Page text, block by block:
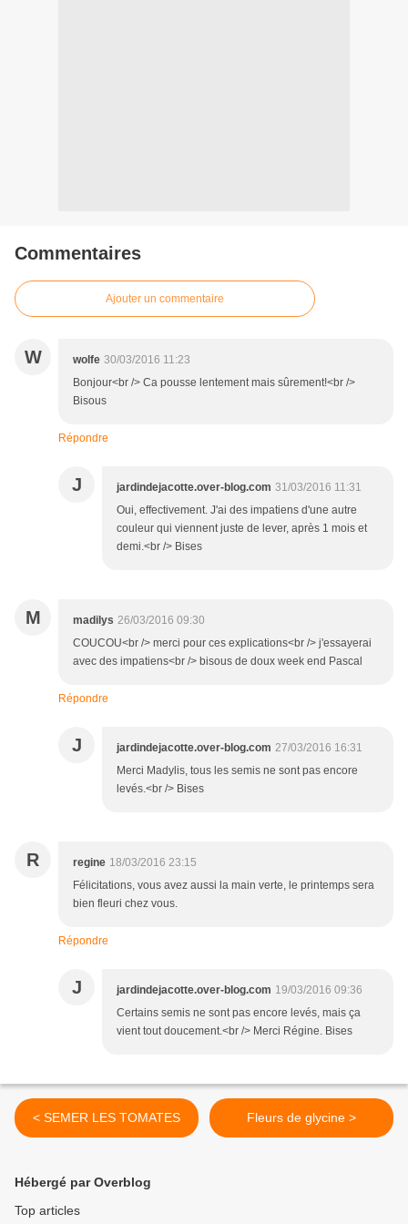
Commentaires
Ajouter un commentaire
W wolfe 30/03/2016 11:23
Bonjour<br /> Ca pousse lentement mais sûrement!<br />
Bisous
Répondre
J jardindejacotte.over-blog.com 31/03/2016 11:31
Oui, effectivement. J'ai des impatiens d'une autre
couleur qui viennent juste de lever, après 1 mois et
demi.<br /> Bises
M madilys 26/03/2016 09:30
COUCOU<br /> merci pour ces explications<br /> j'essayerai
avec des impatiens<br /> bisous de doux week end Pascal
Répondre
J jardindejacotte.over-blog.com 27/03/2016 16:31
Merci Madylis, tous les semis ne sont pas encore
levés.<br /> Bises
R regine 18/03/2016 23:15
Félicitations, vous avez aussi la main verte, le printemps sera
bien fleuri chez vous.
Répondre
J jardindejacotte.over-blog.com 19/03/2016 09:36
Certains semis ne sont pas encore levés, mais ça
vient tout doucement.<br /> Merci Régine. Bises
< SEMER LES TOMATES Fleurs de glycine >
Hébergé par Overblog
Top articles